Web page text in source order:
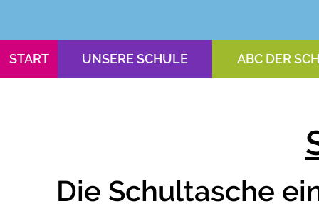
START UNSERE SCHULE ABC DER
Die Schultasche